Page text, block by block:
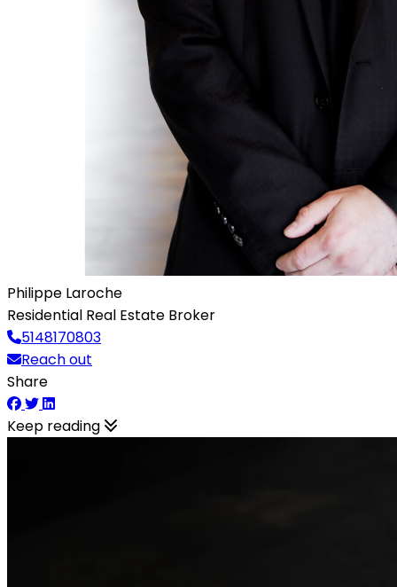
Philippe Laroche
Residential Real Estate Broker
5148170803
Reach out
Share
Keep reading